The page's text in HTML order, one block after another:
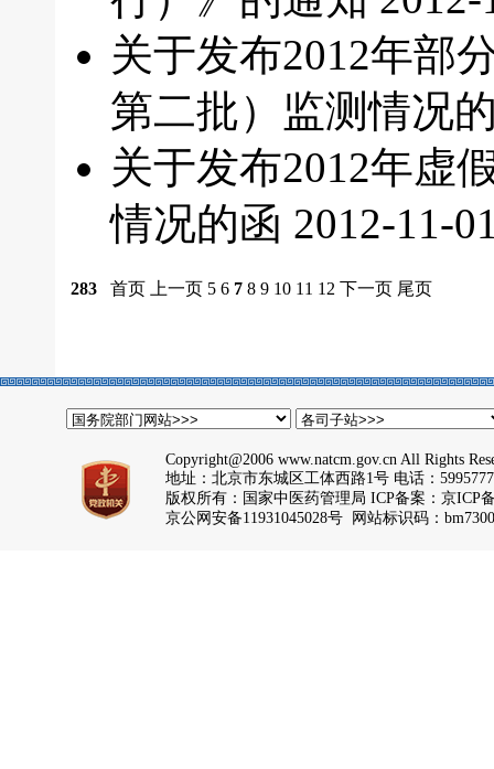
关于发布2012年部
第二批）监测情况
关于发布2012年虚
情况的函 2012-11-
283 首页 上一页 5 6 7 8 9 10 11 12 下一页 尾页
Copyright@2006 www.natcm.gov.cn All Rights
地址：北京市东城区工体西路1号 电话：
版权所有：国家中医药管理局 ICP备案： 京ICP
京公网安备11931045028号 网站标识码：